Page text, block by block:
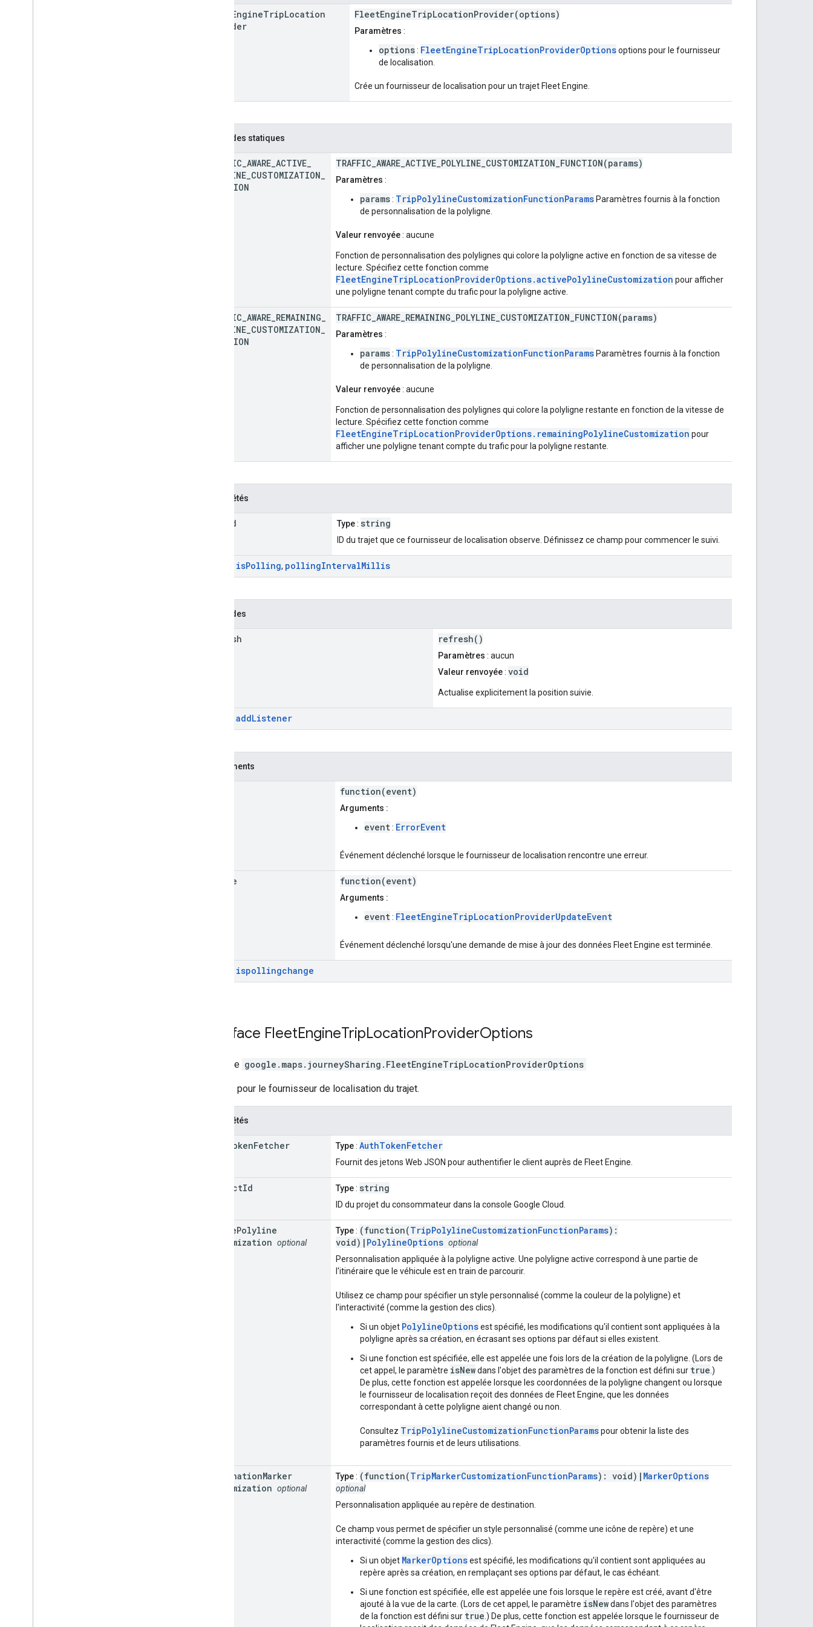
EngineTripLocation
Provider
FleetEngineTripLocationProvider(options)
Paramètres :
options: FleetEngineTripLocationProviderOptionsoptions pour le fournisseur
de localisation.
Crée un fournisseur de localisation pour un trajet Fleet Engine.
Méthodes statiques
TRAFFIC AWARE ACTIVE
POLYLINE CUSTOMIZATION
FUNCTION
TRAFFIC_AWARE_ACTIVE_POLYLINE_CUSTOMIZATION_FUNCTION(params)
Paramètres :
params: TripPolylineCustomizationFunctionParams Paramètres fournis à la fonction
de personnalisation de la polyligne.
Valeur renvoyée: aucune
Fonction de personnalisation des polylignes qui colore la polyligne active en fonction de sa vitesse de
lecture. Spécifiez cette fonction comme
FleetEngineTripLocationProviderOptions.activePolylineCustomization pour afficher
une polyligne tenant compte du trafic pour la polyligne active.
TRAFFIC AWARE REMAINING
POLYLINE CUSTOMIZATION
FUNCTION
TRAFFIC_AWARE_REMAINING_POLYLINE_CUSTOMIZATION_FUNCTION(params)
Paramètres :
params: TripPolylineCustomizationFunctionParams Paramètres fournis à la fonction
de personnalisation de la polyligne.
Valeur renvoyée: aucune
Fonction de personnalisation des polylignes qui colore la polyligne restante en fonction de la vitesse de
lecture. Spécifiez cette fonction comme
FleetEngineTripLocationProviderOptions.remainingPolylineCustomization pour
afficher une polyligne tenant compte du trafic pour la polyligne restante.
Propriétés
Id Type: string
ID du trajet que ce fournisseur de localisation observe. Définissez ce champ pour commencer le suivi.
isPolling, pollingIntervalMillis
Méthodes
refresh refresh()
Paramètres : aucun
Valeur renvoyée: void
Actualise explicitement la position suivie.
addListener
Événements
function(event)
Arguments :
event: ErrorEvent
Événement déclenché lorsque le fournisseur de localisation rencontre une erreur.
update function(event)
Arguments :
event: FleetEngineTripLocationProviderUpdateEvent
Événement déclenché lorsqu'une demande de mise à jour des données Fleet Engine est terminée.
ispollingchange
Interface FleetEngineTripLocationProviderOptions
Interface google.maps.journeySharing . FleetEngineTripLocationProviderOptions
Options pour le fournisseur de localisation du trajet.
Propriétés
TokenFetcher Type: AuthTokenFetcher
Fournit des jetons Web JSON pour authentifier le client auprès de Fleet Engine.
projectId Type: string
ID du projet du consommateur dans la console Google Cloud.
activePolyline
Customization optional
Type: (function(TripPolylineCustomizationFunctionParams):
void)| PolylineOptions optional
Personnalisation appliquée à la polyligne active. Une polyligne active correspond à une partie de
l'itinéraire que le véhicule est en train de parcourir.
Utilisez ce champ pour spécifier un style personnalisé (comme la couleur de la polyligne) et
l'interactivité (comme la gestion des clics).
Si un objet PolylineOptionsest spécifié, les modifications qu'il contient sont appliquées à la
polyligne après sa création, en écrasant ses options par défaut si elles existent.
Si une fonction est spécifiée, elle est appelée une fois lors de la création de la polyligne. (Lors de
cet appel, le paramètre isNewdans l'objet des paramètres de la fonction est défini sur true .)
De plus, cette fonction est appelée lorsque les coordonnées de la polyligne changent ou lorsque
le fournisseur de localisation reçoit des données de Fleet Engine, que les données
correspondant à cette polyligne aient changé ou non.
Consultez TripPolylineCustomizationFunctionParamspour obtenir la liste des
paramètres fournis et de leurs utilisations.
destinationMarker
Customization optional
Type: (function(TripMarkerCustomizationFunctionParams): void)| MarkerOptions
optional
Personnalisation appliquée au repère de destination.
Ce champ vous permet de spécifier un style personnalisé (comme une icône de repère) et une
interactivité (comme la gestion des clics).
Si un objet MarkerOptionsest spécifié, les modifications qu'il contient sont appliquées au
repère après sa création, en remplaçant ses options par défaut, le cas échéant.
Si une fonction est spécifiée, elle est appelée une fois lorsque le repère est créé, avant d'être
ajouté à la vue de la carte. (Lors de cet appel, le paramètre isNewdans l'objet des paramètres
de la fonction est défini sur true .) De plus, cette fonction est appelée lorsque le fournisseur de